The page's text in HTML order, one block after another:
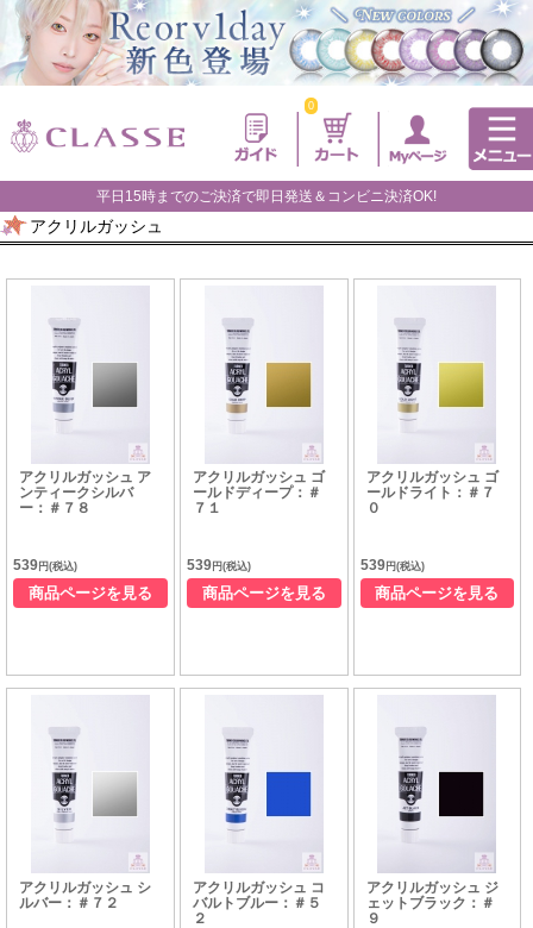
0
平日15時までのご決済で即日発送＆コンビニ決済OK!
アクリルガッシュ
アクリルガッシュ ア
ンティークシルバ
ー：＃７８
539 円(税込)
商品ページを見る
アクリルガッシュ ゴ
ールドディープ：＃
７１
539円(税込)
商品ページを見る
アクリルガッシュ ゴ
ールドライト：＃７
０
539円(税込)
商品ページを見る
アクリルガッシュ シ
ルバー：＃７２
アクリルガッシュ コ
バルトブルー：＃５
２
アクリルガッシュ ジ
ェットブラック：＃
９